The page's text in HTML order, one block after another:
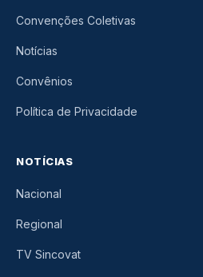
Convenções Coletivas
Notícias
Convênios
Política de Privacidade
NOTÍCIAS
Nacional
Regional
TV Sincovat